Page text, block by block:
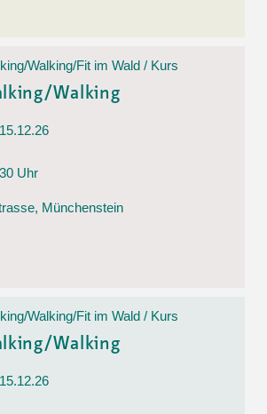
Walking/Fit im Wald / Kurs
Walking
Uhr
Münchenstein
Walking/Fit im Wald / Kurs
Walking